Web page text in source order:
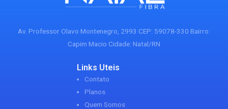
Av. Professor Olavo Montenegro, 2993 CEP: 59078-330 Bairro:
Capim Macio Cidade: Natal/RN
Links Uteis
Contato
Planos
Quem Somos